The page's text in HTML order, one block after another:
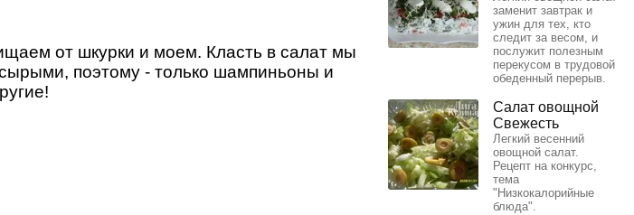
от шкурки и моем. Класть в салат мы
поэтому - только шампиньоны и
заменит завтрак и
ужин для тех, кто
следит за весом, и
послужит полезным
перекусом в трудовой
обеденный перерыв.
Салат овощной
Свежесть
Легкий весенний
овощной салат.
Рецепт на конкурс,
тема
"Низкокалорийные
блюда".